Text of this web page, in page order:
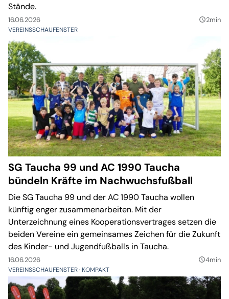
Stände.
16.06.2026 query_builder2min
VEREINSSCHAUFENSTER
SG Taucha 99 und AC 1990 Taucha
bündeln Kräfte im Nachwuchsfußball
Die SG Taucha 99 und der AC 1990 Taucha wollen
künftig enger zusammenarbeiten. Mit der
Unterzeichnung eines Kooperationsvertrages setzen die
beiden Vereine ein gemeinsames Zeichen für die Zukunft
des Kinder- und Jugendfußballs in Taucha.
16.06.2026 query_builder4min
VEREINSSCHAUFENSTER KOMPAKT